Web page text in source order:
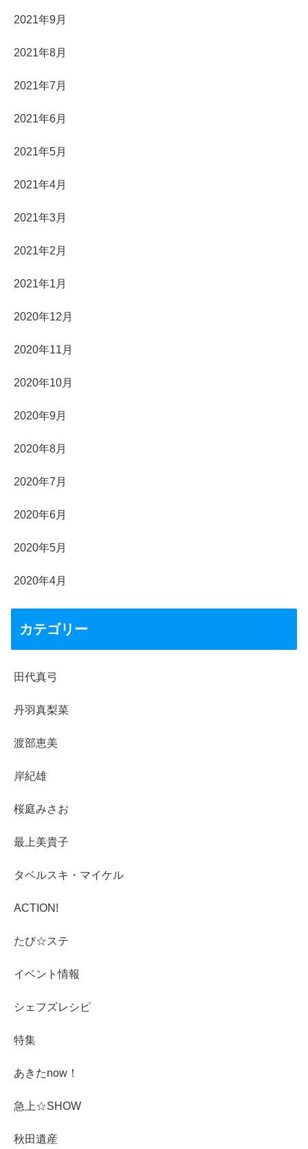
2021年9月
2021年8月
2021年7月
2021年6月
2021年5月
2021年4月
2021年3月
2021年2月
2021年1月
2020年12月
2020年11月
2020年10月
2020年9月
2020年8月
2020年7月
2020年6月
2020年5月
2020年4月
カテゴリー
田代真弓
丹羽真梨菜
渡部恵美
岸紀雄
桜庭みさお
最上美貴子
タベルスキ・マイケル
ACTION!
たび☆ステ
イベント情報
シェフズレシピ
特集
あきたnow！
急上☆SHOW
秋田遺産